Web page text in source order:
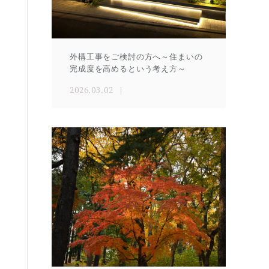
外構工事をご検討の方へ～住まいの
完成度を高めるという考え方～
2026.03.02